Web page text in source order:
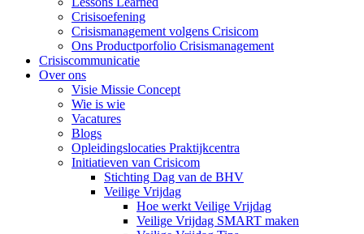
Crisisoefening
Crisismanagement volgens Crisicom
Ons Productporfolio Crisismanagement
Crisiscommunicatie
Over ons
Visie Missie Concept
Wie is wie
Vacatures
Blogs
Opleidingslocaties Praktijkcentra
Initiatieven van Crisicom
Stichting Dag van de BHV
Veilige Vrijdag
Hoe werkt Veilige Vrijdag
Veilige Vrijdag SMART maken